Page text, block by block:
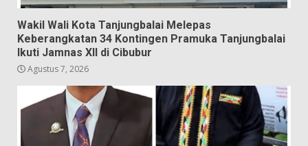
Wakil Wali Kota Tanjungbalai Melepas
Keberangkatan 34 Kontingen Pramuka Tanjungbalai
Ikuti Jamnas XII di Cibubur
Agustus 7, 2026